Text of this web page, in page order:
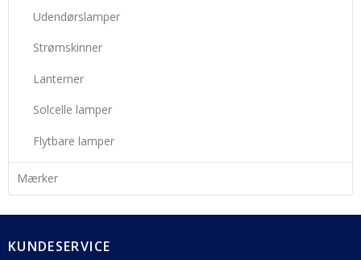
Udendørslamper
Strømskinner
Lanterner
Solcelle lamper
Flytbare lamper
Mærker
KUNDESERVICE